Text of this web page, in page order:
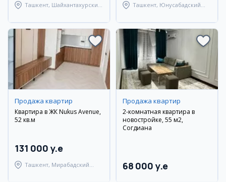
Ташкент, Шайхантахурский
Ташкент, Юнусабадский
Продажа квартир
Квартира в ЖК Nukus Avenue,
52 кв.м
131 000 y.e
Ташкент, Мирабадский
Продажа квартир
2-комнатная квартира в
новостройке, 55 м2,
Согдиана
68 000 y.e